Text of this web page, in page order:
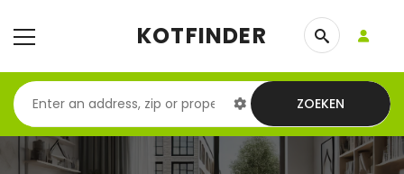
KOTFINDER
ZOEKEN